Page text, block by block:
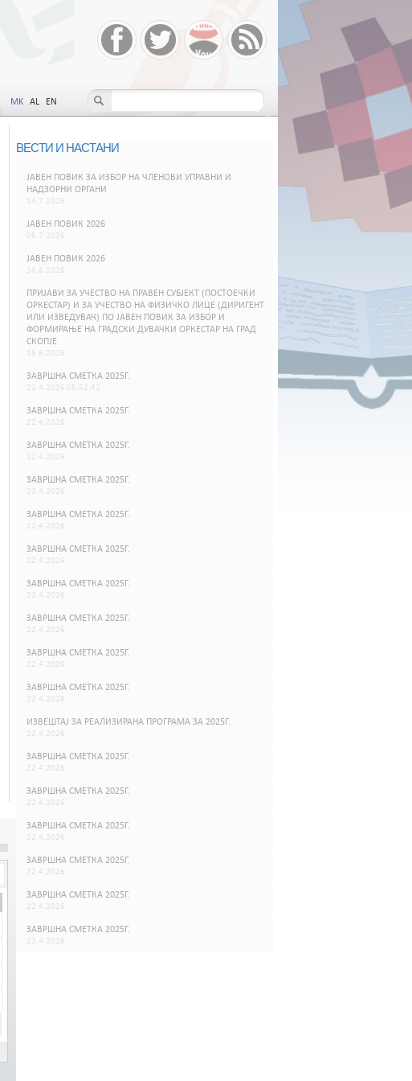
MK AL EN
ВЕСТИ И НАСТАНИ
ЈАВЕН ПОВИК ЗА ИЗБОР НА ЧЛЕНОВИ УПРАВНИ И
НАДЗОРНИ ОРГАНИ
14.7.2026
ЈАВЕН ПОВИК 2026
06.7.2026
ЈАВЕН ПОВИК 2026
16.6.2026
ПРИЈАВИ ЗА УЧЕСТВО НА ПРАВЕН СУБЈЕКТ (ПОСТОЕЧКИ
ОРКЕСТАР) И ЗА УЧЕСТВО НА ФИЗИЧКО ЛИЦЕ (ДИРИГЕНТ
ИЛИ ИЗВЕДУВАЧ) ПО ЈАВЕН ПОВИК ЗА ИЗБОР И
ФОРМИРАЊЕ НА ГРАДСКИ ДУВАЧКИ ОРКЕСТАР НА ГРАД
СКОПЈЕ
16.6.2026
ЗАВРШНА СМЕТКА 2025Г.
22.4.2026 05:52:42
ЗАВРШНА СМЕТКА 2025Г.
22.4.2026
ЗАВРШНА СМЕТКА 2025Г.
22.4.2026
ЗАВРШНА СМЕТКА 2025Г.
22.4.2026
ЗАВРШНА СМЕТКА 2025Г.
22.4.2026
ЗАВРШНА СМЕТКА 2025Г.
22.4.2026
ЗАВРШНА СМЕТКА 2025Г.
22.4.2026
ЗАВРШНА СМЕТКА 2025Г.
22.4.2026
ЗАВРШНА СМЕТКА 2025Г.
22.4.2026
ЗАВРШНА СМЕТКА 2025Г.
22.4.2026
ИЗВЕШТАЈ ЗА РЕАЛИЗИРАНА ПРОГРАМА ЗА 2025Г.
22.4.2026
ЗАВРШНА СМЕТКА 2025Г.
22.4.2026
ЗАВРШНА СМЕТКА 2025Г.
22.4.2026
ЗАВРШНА СМЕТКА 2025Г.
22.4.2026
ЗАВРШНА СМЕТКА 2025Г.
22.4.2026
ЗАВРШНА СМЕТКА 2025Г.
22.4.2026
ЗАВРШНА СМЕТКА 2025Г.
22.4.2026